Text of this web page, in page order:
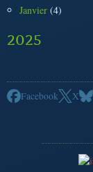
Janvier (4)
2025
Facebook X